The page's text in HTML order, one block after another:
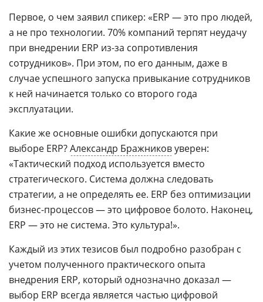
Первое, о чем заявил спикер: «ERP — это про людей,
а не про технологии. 70% компаний терпят неудачу
при внедрении ERP из-за сопротивления
сотрудников». При этом, по его данным, даже в
случае успешного запуска привыкание сотрудников
к ней начинается только со второго года
эксплуатации.
Какие же основные ошибки допускаются при
выборе ERP?Александр Бражниковуверен:
«Тактический подход используется вместо
стратегического. Система должна следовать
стратегии, а не определять ее. ERP без оптимизации
бизнес-процессов — это цифровое болото. Наконец,
ERP — это не система. Это культура!».
Каждый из этих тезисов был подробно разобран с
учетом полученного практического опыта
внедрения ERP, который однозначно доказал —
выбор ERP всегда является частью цифровой